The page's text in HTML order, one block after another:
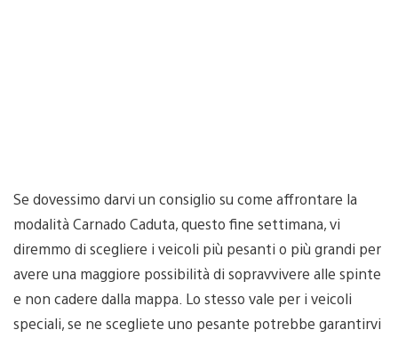
Se dovessimo darvi un consiglio su come affrontare la
modalità Carnado Caduta, questo fine settimana, vi
diremmo di scegliere i veicoli più pesanti o più grandi per
avere una maggiore possibilità di sopravvivere alle spinte
e non cadere dalla mappa. Lo stesso vale per i veicoli
speciali, se ne scegliete uno pesante potrebbe garantirvi